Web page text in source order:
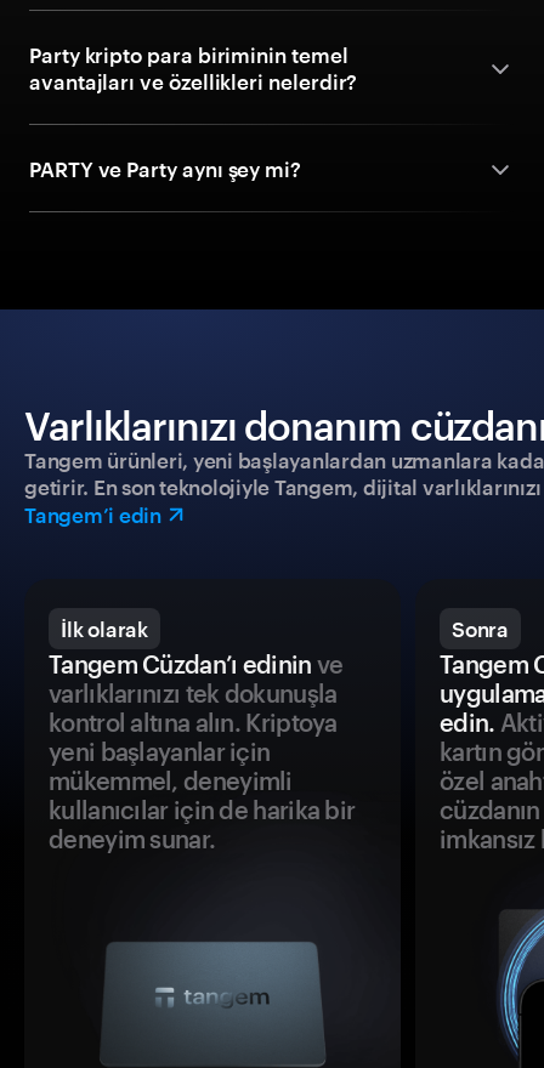
Party kripto para biriminin temel
avantajları ve özellikleri nelerdir?
PARTY ve Party aynı şey mi?
Varlıklarınızı donanım
Tangem ürünleri, yeni başlayanlardan uzmanlara
getirir. En son teknolojiyle Tangem, dijital
Tangem’i edin
İlk olarak
Tangem Cüzdan’ı edinin ve
varlıklarınızı tek dokunuşla
kontrol altına alın. Kriptoya
yeni başlayanlar için
mükemmel, deneyimli
kullanıcılar için de harika bir
deneyim sunar.
Sonra
Tangem
edin.
kartın
özel